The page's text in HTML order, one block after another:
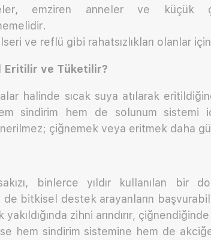
emziren anneler ve küçük
ve reflü gibi rahatsızlıkları olanlar
Eritilir ve Tüketilir?
halinde sıcak suya atılarak
sindirim hem de solunum sistemi
çiğnemek veya eritmek daha
binlerce yıldır kullanılan bir
de bitkisel destek arayanların
yakıldığında zihni arındırır,
hem sindirim sistemine hem de